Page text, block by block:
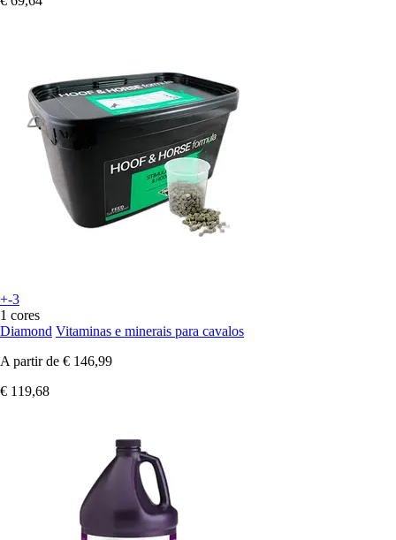
+-3
1 cores
Diamond Vitaminas e minerais para cavalos
A partir de € 146,99
€ 119,68